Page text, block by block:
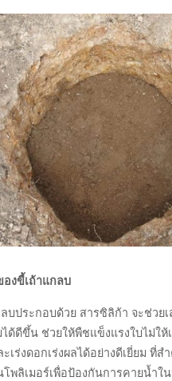
งขี้เถ้าแกลบ
บประกอบด้วย สารซิลิก้า จะช่วย
ด้ดีขึ้น ช่วยให้พืชแข็งแรงใบไม่ให้
เร่งดอกเร่งผลได้อย่างดีเยี่ยม ที่ส
พลิเมอร์เพื่อป้องกันการคายน้ำใ